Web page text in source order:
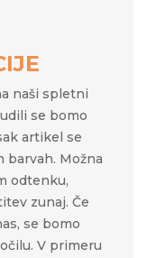
naši spletni
se bomo
artikel se
barvah. Možna
odtenku,
zunaj. Če
se bomo
V primeru